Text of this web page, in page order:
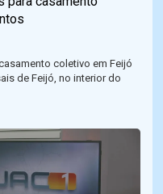
coletivo em Feijó
de Feijó, no interior do